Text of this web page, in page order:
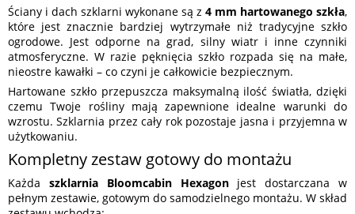
Ściany i dach szklarni wykonane są z 4 mm hartowanego szkła,
które jest znacznie bardziej wytrzymałe niż tradycyjne szkło
ogrodowe. Jest odporne na grad, silny wiatr i inne czynniki
atmosferyczne. W razie pęknięcia szkło rozpada się na małe,
nieostre kawałki – co czyni je całkowicie bezpiecznym.
Hartowane szkło przepuszcza maksymalną ilość światła, dzięki
czemu Twoje rośliny mają zapewnione idealne warunki do
wzrostu. Szklarnia przez cały rok pozostaje jasna i przyjemna w
użytkowaniu.
Kompletny zestaw gotowy do montażu
Każda szklarnia Bloomcabin Hexagonjest dostarczana w
pełnym zestawie, gotowym do samodzielnego montażu. W skład